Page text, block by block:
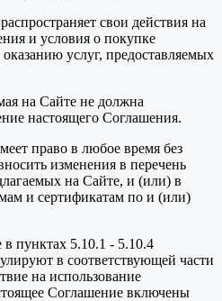
свои действия на
и условия о покупке
услуг, предоставляемых
на Сайте не должна
настоящего Соглашения.
право в любое время без
изменения в перечень
на Сайте, и (или) в
и сертификатам по и (или)
пунктах 5.10.1 - 5.10.4
в соответствующей части
на использование
Соглашение включены